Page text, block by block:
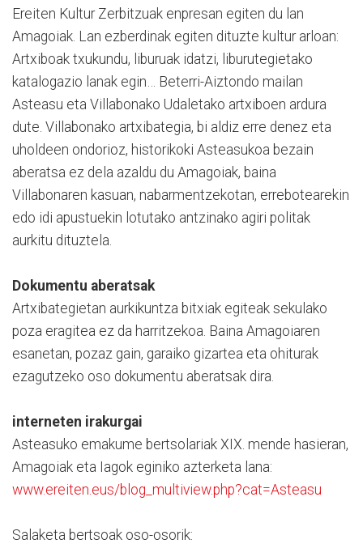
Ereiten Kultur Zerbitzuak enpresan egiten du lan
Amagoiak. Lan ezberdinak egiten dituzte kultur arloan:
Artxiboak txukundu, liburuak idatzi, liburutegietako
katalogazio lanak egin… Beterri-Aiztondo mailan
Asteasu eta Villabonako Udaletako artxiboen ardura
dute. Villabonako artxibategia, bi aldiz erre denez eta
uholdeen ondorioz, historikoki Asteasukoa bezain
aberatsa ez dela azaldu du Amagoiak, baina
Villabonaren kasuan, nabarmentzekotan, errebotearekin
edo idi apustuekin lotutako antzinako agiri politak
aurkitu dituztela.
Dokumentu aberatsak
Artxibategietan aurkikuntza bitxiak egiteak sekulako
poza eragitea ez da harritzekoa. Baina Amagoiaren
esanetan, pozaz gain, garaiko gizartea eta ohiturak
ezagutzeko oso dokumentu aberatsak dira.
interneten irakurgai
Asteasuko emakume bertsolariak XIX. mende hasieran,
Amagoiak eta Iagok eginiko azterketa lana:
www.ereiten.eus/blog_multiview.php?cat=Asteasu
Salaketa bertsoak oso-osorik: